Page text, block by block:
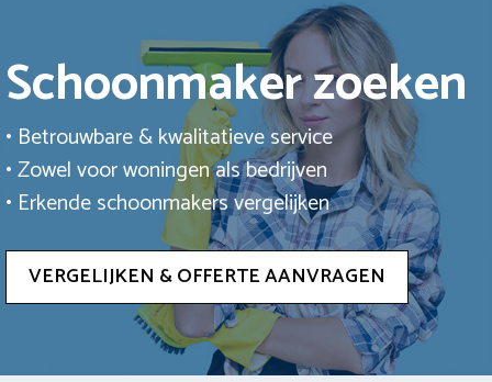
Schoonmaker zoeken
• Betrouwbare & kwalitatieve service
• Zowel voor woningen als bedrijven
• Erkende schoonmakers vergelijken
VERGELIJKEN & OFFERTE AANVRAGEN